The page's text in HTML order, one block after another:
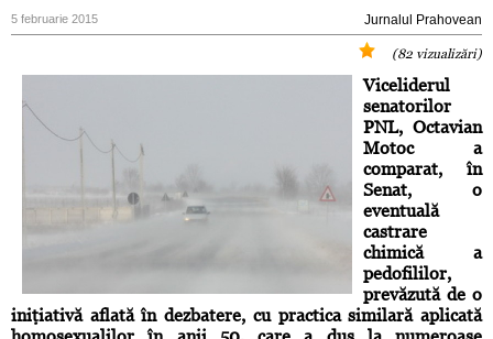
5 februarie 2015 Jurnalul Prahovean
(82 vizualizări)
Viceliderul
senatorilor
PNL, Octavian
Motoc a
comparat, în
Senat, o
eventuală
castrare
chimică a
pedofililor,
prevăzută de o
iniţiativă aflată în dezbatere, cu practica similară aplicată